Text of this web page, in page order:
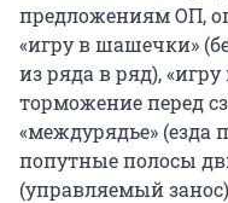
предложениям ОП,
«игру в шашечки»
из ряда в ряд), «игру
торможение перед
«междурядье»
попутные полосы
(управляемый